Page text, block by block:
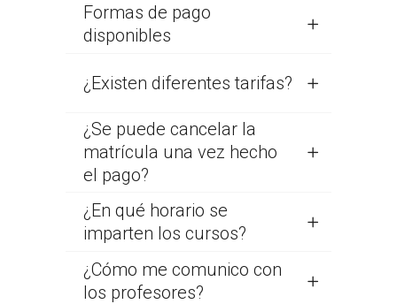
Formas de pago
disponibles
¿Existen diferentes tarifas?
¿Se puede cancelar la
matrícula una vez hecho
el pago?
¿En qué horario se
imparten los cursos?
¿Cómo me comunico con
los profesores?